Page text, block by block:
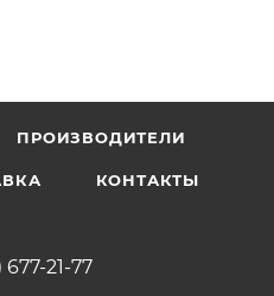
ПРОИЗВОДИТЕЛИ
КОНТАКТЫ
677-21-77